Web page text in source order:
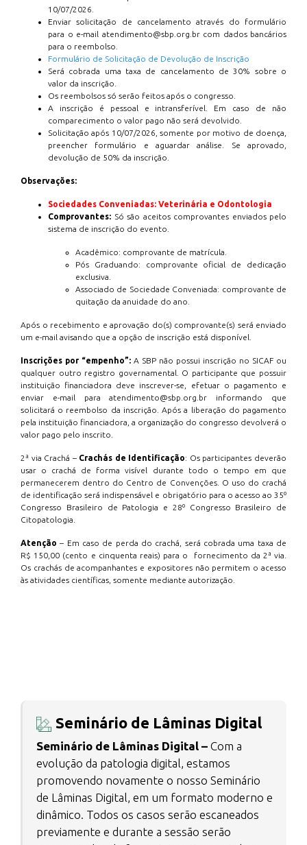
10/07/2026.
Enviar solicitação de cancelamento através do formulário
para o e-mail atendimento@sbp.org.br com dados bancários
para o reembolso.
Formulário de Solicitação de Devolução de Inscrição
Será cobrada uma taxa de cancelamento de 30% sobre o
valor da inscrição.
Os reembolsos só serão feitos após o congresso.
A inscrição é pessoal e intransferível. Em caso de não
comparecimento o valor pago não será devolvido.
Solicitação após 10/07/2026, somente por motivo de doença,
preencher formulário e aguardar análise. Se aprovado,
devolução de 50% da inscrição.
Observações:
Sociedades Conveniadas: Veterinária e Odontologia
Comprovantes: Só são aceitos comprovantes enviados pelo
sistema de inscrição do evento.
Acadêmico: comprovante de matrícula.
Pós Graduando: comprovante oficial de dedicação
exclusiva.
Associado de Sociedade Conveniada: comprovante de
quitação da anuidade do ano.
Após o recebimento e aprovação do(s) comprovante(s) será enviado
um e-mail avisando que a opção de inscrição está disponível.
Inscrições por “empenho”: A SBP não possui inscrição no SICAF ou
qualquer outro registro governamental. O participante que possuir
instituição financiadora deve inscrever-se, efetuar o pagamento e
enviar e-mail para atendimento@sbp.org.br informando que
solicitará o reembolso da inscrição. Após a liberação do pagamento
pela instituição financiadora, a organização do congresso devolverá o
valor pago pelo inscrito.
2ª via Crachá – Crachás de Identificação: Os participantes deverão
usar o crachá de forma visível durante todo o tempo em que
permanecerem dentro do Centro de Convenções. O uso do crachá
de identificação será indispensável e obrigatório para o acesso ao 35º
Congresso Brasileiro de Patologia e 28º Congresso Brasileiro de
Citopatologia.
Atenção – Em caso de perda do crachá, será cobrada uma taxa de
R$ 150,00 (cento e cinquenta reais) para o fornecimento da 2ª via.
Os crachás de acompanhantes e expositores não permitem o acesso
às atividades científicas, somente mediante autorização.
Seminário de Lâminas Digital
Seminário de Lâminas Digital – Com a
evolução da patologia digital, estamos
promovendo novamente o nosso Seminário
de Lâminas Digital, em um formato moderno e
dinâmico. Todos os casos serão escaneados
previamente e durante a sessão serão